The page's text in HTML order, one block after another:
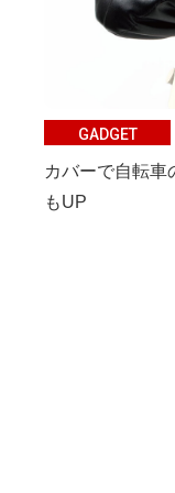
GADGET
カバーで自転車
もUP